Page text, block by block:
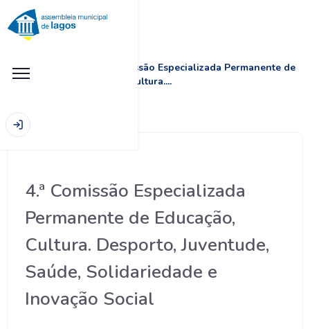
Início
4.ª Comissão Especializada Permanente de
Educação, Cultura....
4.ª Comissão Especializada
Permanente de Educação,
Cultura. Desporto, Juventude,
Saúde, Solidariedade e
Inovação Social